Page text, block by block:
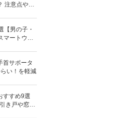
注意点やデ
【男の子・
マートウォ
首サポータ
い！を軽減
すすめ9選
き戸や窓対